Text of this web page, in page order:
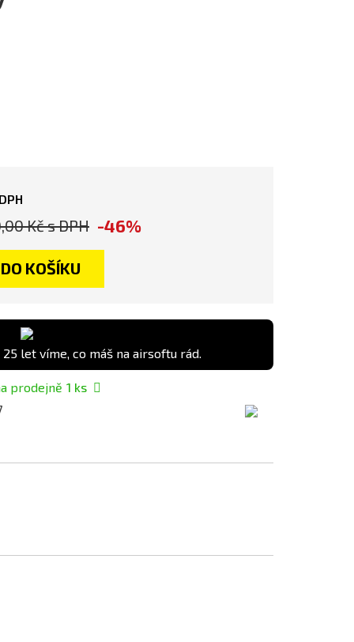
Kčs DPH -46%
DO KOŠÍKU
25 let víme, co máš na airsoftu rád.
prodejně 1 ks